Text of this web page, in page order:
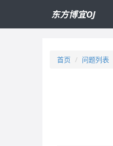
东方博宜OJ
首页 问题列表